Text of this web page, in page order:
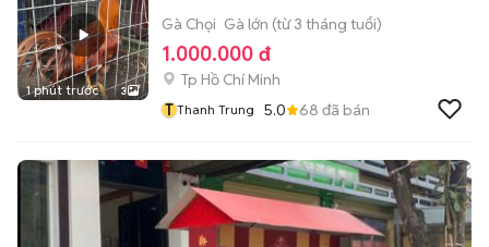
1 phút trước 3
Gà Chọi Gà lớn (từ 3 tháng tuổi)
1.000.000 đ
Tp Hồ Chí Minh
T Thanh Trung 5.0 68 đã bán